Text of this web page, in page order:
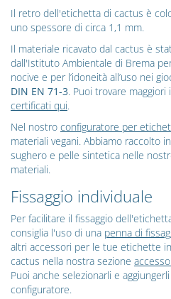
Il retro dell'etichetta di cactus è
uno spessore di circa 1,1 mm.
Il materiale ricavato dal cactus è
dall'Istituto Ambientale di Brema
nocive e per l’idoneità all’uso nei
DIN EN 71-3. Puoi trovare maggiori
certificati qui.
Nel nostro configuratore per
materiali vegani. Abbiamo raccolto
sughero e pelle sintetica nelle
materiali.
Fissaggio individuale
Per facilitare il fissaggio
consiglia l'uso di una penna di
altri accessori per le tue etichette
cactus nella nostra sezione
Puoi anche selezionarli e
configuratore.